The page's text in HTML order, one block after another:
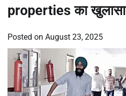
properties का खुलासा
Posted on August 23, 2025